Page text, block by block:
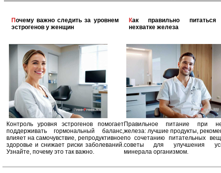
Почему важно следить за уровнем
эстрогенов у женщин
Контроль уровня эстрогенов помогает
поддерживать гормональный баланс,
влияет на самочувствие, репродуктивное
здоровье и снижает риски заболеваний.
Узнайте, почему это так важно.
Как правильно питаться при
нехватке железа
Правильное питание при
железа: лучшие продукты,
по сочетанию питательных
советы для улучшения
минерала организмом.